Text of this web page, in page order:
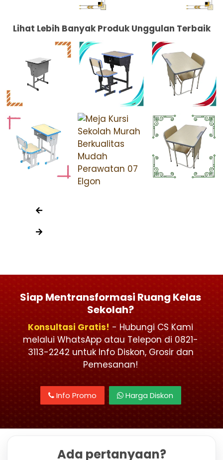
Lihat Lebih Banyak Produk Unggulan Terbaik
Siap Mentransformasi Ruang Kelas
Sekolah?
Konsultasi Gratis! - Hubungi CS Kami
melalui WhatsApp atau Telepon di 0821-
3113-2242 untuk Info Diskon, Grosir dan
Pemesanan!
Info Promo Harga Diskon
Ada pertanyaan?